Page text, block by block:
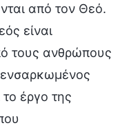
από τον Θεό.
είναι
τους ανθρώπους
έργο της